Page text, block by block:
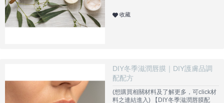
收藏
DIY冬季滋潤唇膜｜DIY護膚品調
配配方
(想購買相關材料及了解更多，可click材
料之連結進入) 【DIY冬季滋潤唇膜配